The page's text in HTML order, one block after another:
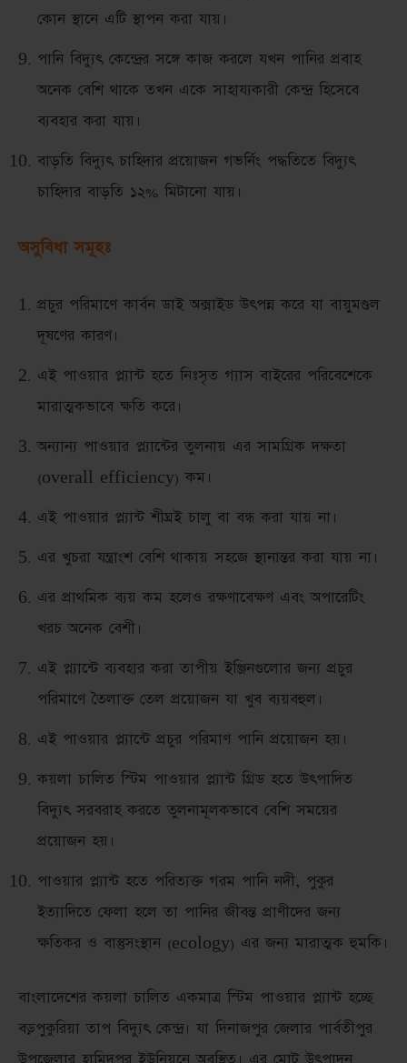
কোন স্থানে এটি স্থাপন করা যায়।
পানি বিদ্যুৎ কেন্দ্রের সঙ্গে কাজ করলে যখন পানির প্রবাহ
অনেক বেশি থাকে তখন একে সাহায্যকারী কেন্দ্র হিসেবে
ব্যবহার করা যায়।
বাড়তি বিদ্যুৎ চাহিদার প্রয়োজন গভর্নিং পদ্ধতিতে বিদ্যুৎ
চাহিদার বাড়তি ১২% মিটানো যায়।
অসুবিধা সমূহঃ
প্রচুর পরিমাণে কার্বন ডাই অক্সাইড উৎপন্ন করে যা বায়ুমণ্ডল
দূষণের কারণ।
এই পাওয়ার প্ল্যান্ট হতে নিঃসৃত গ্যাস বাইরের পরিবেশেকে
মারাত্মকভাবে ক্ষতি করে।
অন্যান্য পাওয়ার প্ল্যান্টের তুলনায় এর সামগ্রিক দক্ষতা
(overall efficiency) কম।
এই পাওয়ার প্ল্যান্ট শীঘ্রই চালু বা বন্ধ করা যায় না।
এর খুচরা যন্ত্রাংশ বেশি থাকায় সহজে স্থানান্তর করা যায় না।
এর প্রাথমিক ব্যয় কম হলেও রক্ষণাবেক্ষণ এবং অপারেটিং
খরচ অনেক বেশী।
এই প্ল্যান্টে ব্যবহার করা তাপীয় ইঞ্জিনগুলোর জন্য প্রচুর
পরিমাণে তৈলাক্ত তেল প্রয়োজন যা খুব ব্যয়বহুল।
এই পাওয়ার প্ল্যান্টে প্রচুর পরিমাণ পানি প্রয়োজন হয়।
কয়লা চালিত স্টিম পাওয়ার প্ল্যান্ট গ্রিড হতে উৎপাদিত
বিদ্যুৎ সরবরাহ করতে তুলনামূলকভাবে বেশি সময়ের
প্রয়োজন হয়।
পাওয়ার প্ল্যান্ট হতে পরিত্যক্ত গরম পানি নদী, পুকুর
ইত্যাদিতে ফেলা হলে তা পানির জীবন্ত প্রাণীদের জন্য
ক্ষতিকর ও বাস্তুসংস্থান (ecology) এর জন্য মারাত্মক হুমকি।
বাংলাদেশের কয়লা চালিত একমাত্র স্টিম পাওয়ার প্ল্যান্ট হচ্ছে
বড়পুকুরিয়া তাপ বিদ্যুৎ কেন্দ্র। যা দিনাজপুর জেলার পার্বতীপুর